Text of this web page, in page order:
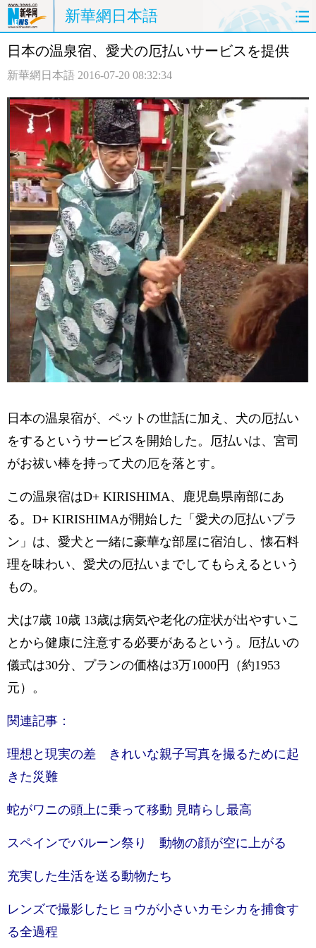
新華網日本語
ホームページ 政治 経済
観光 評論
中日対訳
日本の温泉宿、愛犬の厄払いサービスを提供
新華網日本語 2016-07-20 08:32:34
日本の温泉宿が、ペットの世話に加え、犬の厄払い
をするというサービスを開始した。厄払いは、宮司
がお祓い棒を持って犬の厄を落とす。
この温泉宿はD+ KIRISHIMA、鹿児島県南部にあ
る。D+ KIRISHIMAが開始した「愛犬の厄払いプラ
ン」は、愛犬と一緒に豪華な部屋に宿泊し、懐石料
理を味わい、愛犬の厄払いまでしてもらえるという
もの。
犬は7歳 10歳 13歳は病気や老化の症状が出やすいこ
とから健康に注意する必要があるという。厄払いの
儀式は30分、プランの価格は3万1000円（約1953
元）。
関連記事：
理想と現実の差 きれいな親子写真を撮るために起
きた災難
蛇がワニの頭上に乗って移動 見晴らし最高
スペインでバルーン祭り 動物の顔が空に上がる
充実した生活を送る動物たち
レンズで撮影したヒョウが小さいカモシカを捕食す
る全過程